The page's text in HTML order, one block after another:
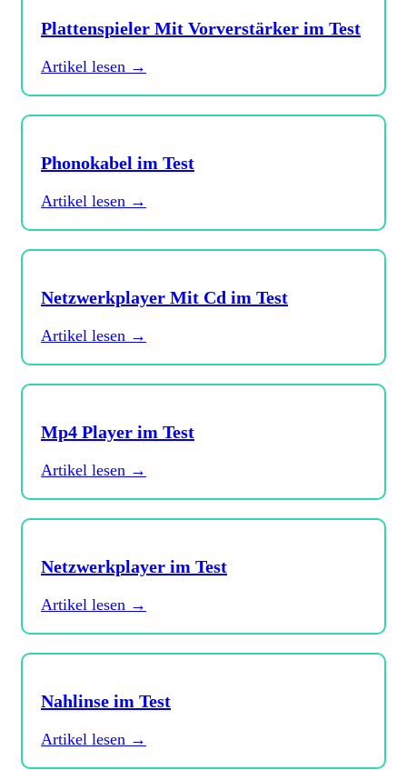
Plattenspieler Mit Vorverstärker im Test
Artikel lesen →
Phonokabel im Test
Artikel lesen →
Netzwerkplayer Mit Cd im Test
Artikel lesen →
Mp4 Player im Test
Artikel lesen →
Netzwerkplayer im Test
Artikel lesen →
Nahlinse im Test
Artikel lesen →